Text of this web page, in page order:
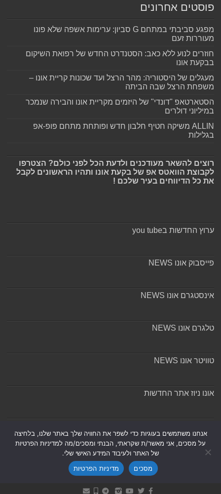
פוסטים אחרונים
מפגע סביבתי במתחם G סביון: ערימות אשפה שלא פונו
מעוררות זעם
חוזרים לנוע ללא כאב: הסטנדרט החדש של רפואת השיקום
בבקעת אונו
מעגלים של היסטוריה: מהר הרצל ועד שכונות קריית אונו –
משפחת הרצל שבה הביתה
הסטארטאפ "דונדי" של היזמים מקריית אונו והבירה שנמכר
במיליוני דולרים
ALLIN משיקה חטיף חלבון חדש ופותחת מתחם פופ-אפ
בגלילות
רוצים להשאר מעודכנים ולדעת הכל לפני כולם? הצטרפו
לקבוצת הוואטס אפ של בקעת אונו ותהיו הראשונים לקבל
את כל הדיווחים בעיר שלכם !
ערוץ החדשות בyou tube
פייסבוק אונו NEWS
אינסטגרם אונו NEWS
טלגרם אונו NEWS
טוויטר אונו NEWS
אונו ניוז אתר החדשות
אנחנו משתמשים בעוגיות כדי לשפר את החוויה שלך באתר שלנו, בלחיצה
על מסכים, אני מאשר/ת שקראתי, הבנתי ומסכים/מה למדיניות הפרטיות
של האתר ולעיבוד המידע האישי שלי.
מסכים
מדיניות הפרטיות